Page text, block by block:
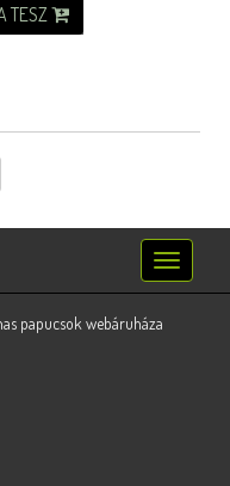
TESZ
Toggle
navigation
papucsok webáruháza